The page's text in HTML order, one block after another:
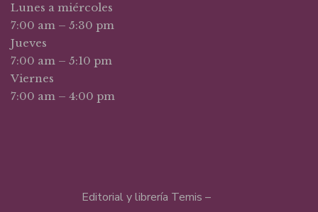
Lunes a miércoles
7:00 am – 5:30 pm
Jueves
7:00 am – 5:10 pm
Viernes
7:00 am – 4:00 pm
Editorial y librería Temis –